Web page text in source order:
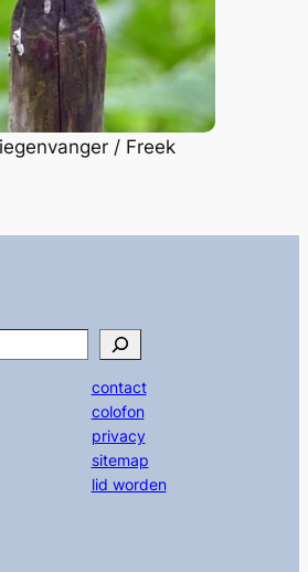
/ Freek
contact
colofon
privacy
sitemap
lid worden